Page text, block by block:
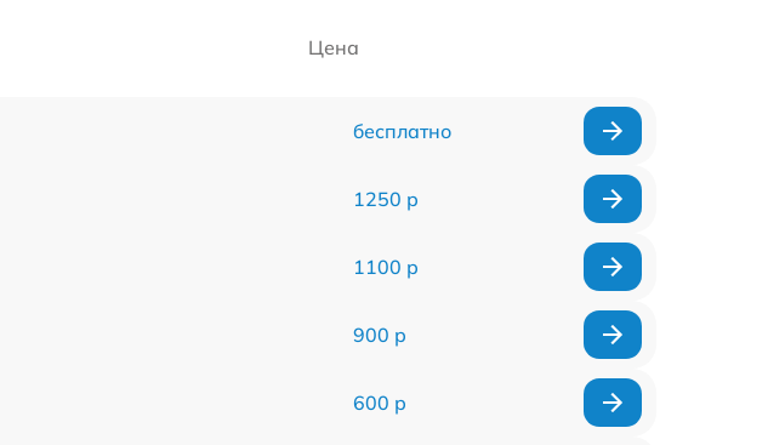
Цена
бесплатно
1250 р
1100 р
900 р
600 р